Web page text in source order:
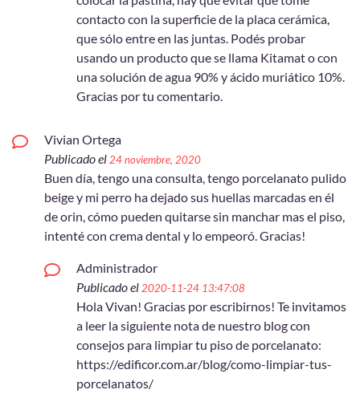
contacto con la superficie de la placa cerámica,
que sólo entre en las juntas. Podés probar
usando un producto que se llama Kitamat o con
una solución de agua 90% y ácido muriático 10%.
Gracias por tu comentario.
Vivian Ortega
Publicado el 24 noviembre, 2020
Buen día, tengo una consulta, tengo porcelanato pulido
beige y mi perro ha dejado sus huellas marcadas en él
de orin, cómo pueden quitarse sin manchar mas el piso,
intenté con crema dental y lo empeoró. Gracias!
Administrador
Publicado el 2020-11-24 13:47:08
Hola Vivan! Gracias por escribirnos! Te invitamos
a leer la siguiente nota de nuestro blog con
consejos para limpiar tu piso de porcelanato:
https://edificor.com.ar/blog/como-limpiar-tus-
porcelanatos/